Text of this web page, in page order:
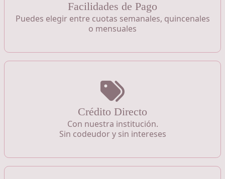
Facilidades de Pago
Puedes elegir entre cuotas semanales, quincenales
o mensuales
Crédito Directo
Con nuestra institución.
Sin codeudor y sin intereses